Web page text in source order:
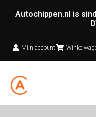
Autochippen.nl is
Mijn account